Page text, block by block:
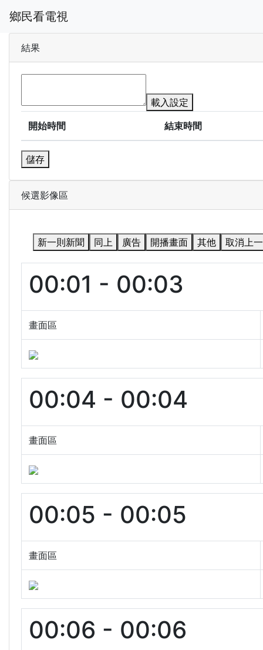
鄉民看電視
結果
載入設定
開始時間
結束時間
儲存
候選影像區
新一則新聞 同上 廣告 開播畫面 其他 取消上
00:01 - 00:03
畫面區
00:04 - 00:04
畫面區
00:05 - 00:05
畫面區
00:06 - 00:06